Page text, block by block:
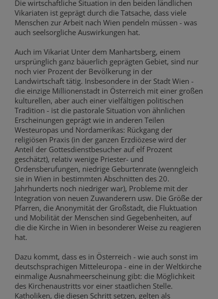
Die wirtschaftliche Situation in den beiden ländlichen
Vikariaten ist geprägt durch die Tatsache, dass viele
Menschen zur Arbeit nach Wien pendeln müssen - was
auch seelsorgliche Auswirkungen hat.
Auch im Vikariat Unter dem Manhartsberg, einem
ursprünglich ganz bäuerlich geprägten Gebiet, sind nur
noch vier Prozent der Bevölkerung in der
Landwirtschaft tätig. Insbesondere in der Stadt Wien -
die einzige Millionenstadt in Österreich mit einer großen
kulturellen, aber auch einer vielfältigen politischen
Tradition - ist die pastorale Situation von ähnlichen
Erscheinungen geprägt wie in anderen Teilen
Westeuropas und Nordamerikas: Rückgang der
religiösen Praxis (in der ganzen Erzdiözese wird der
Anteil der Gottesdienstbesucher auf elf Prozent
geschätzt), relativ wenige Priester- und
Ordensberufungen, niedrige Geburtenrate (wenngleich
sie in Wien in bestimmten Abschnitten des 20.
Jahrhunderts noch niedriger war), Probleme mit der
Integration von neuen Zuwanderern usw. Die Größe der
Pfarren, die Anonymität der Großstadt, die Fluktuation
und Mobilität der Menschen sind Gegebenheiten, auf
die die Kirche in Wien in besonderer Weise zu reagieren
hat.
Dazu kommt, dass es in Österreich - wie auch sonst im
deutschsprachigen Mitteleuropa - eine in der Weltkirche
einmalige Ausnahmeerscheinung gibt: die Möglichkeit
des Kirchenaustritts vor einer staatlichen Stelle.
Katholiken, die diesen Schritt setzen, gelten als